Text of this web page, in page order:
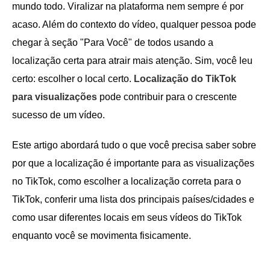
mundo todo. Viralizar na plataforma nem sempre é por
acaso. Além do contexto do vídeo, qualquer pessoa pode
chegar à seção "Para Você" de todos usando a
localização certa para atrair mais atenção. Sim, você leu
certo: escolher o local certo. Localização do TikTok
para visualizações pode contribuir para o crescente
sucesso de um vídeo.
Este artigo abordará tudo o que você precisa saber sobre
por que a localização é importante para as visualizações
no TikTok, como escolher a localização correta para o
TikTok, conferir uma lista dos principais países/cidades e
como usar diferentes locais em seus vídeos do TikTok
enquanto você se movimenta fisicamente.